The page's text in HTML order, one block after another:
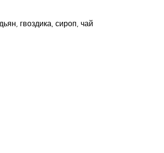
гвоздика, сироп, чай